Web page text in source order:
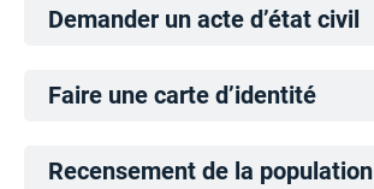
Demander un acte d’état civil
Faire une carte d’identité
Recensement de la population